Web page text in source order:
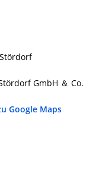
GmbH ＆ Co.
Google Maps